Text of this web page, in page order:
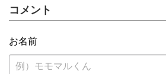
コメント
お名前